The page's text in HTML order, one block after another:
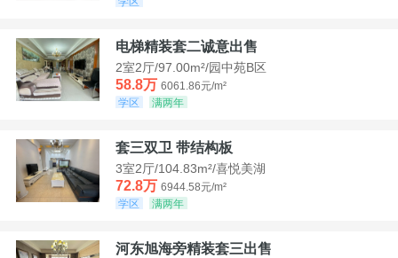
电梯精装套二诚意出售
2室2厅/97.00m²/园中苑B区
58.8万 6061.86元/m²
学区
满两年
套三双卫 带结构板
3室2厅/104.83m²/喜悦美湖
72.8万 6944.58元/m²
学区
满两年
河东旭海旁精装套三出售